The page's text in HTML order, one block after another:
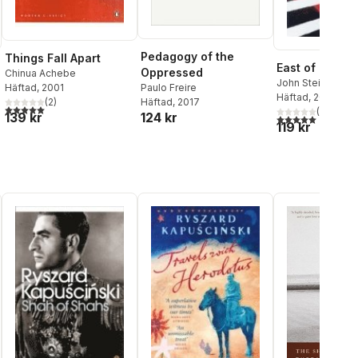
Vjartsinski
röster:
Things Fall Apart
Chinua Achebe
Häftad, 2001
5,0utav 5 stjärnor. Totalt antal röster:
(2)
139 kr
Pedagogy of the
Oppressed
Paulo Freire
Häftad, 2017
124 kr
East of Eden
John Steinbeck
Häftad, 2014
5,0utav 5(
119 kr